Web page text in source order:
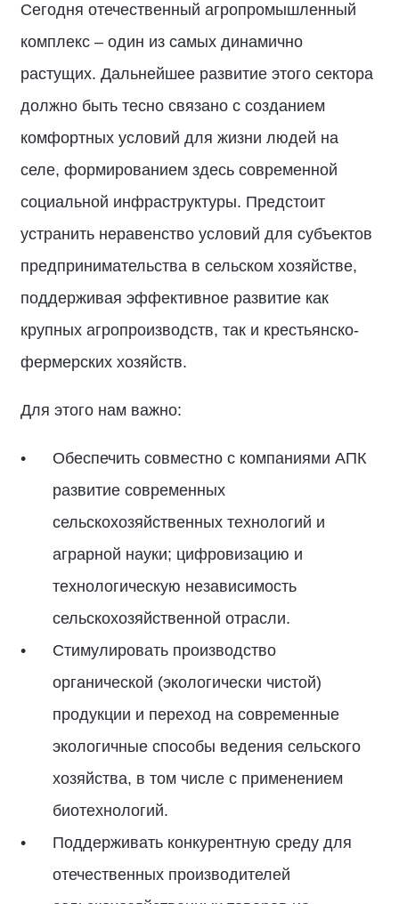
Сегодня отечественный агропромышленный
комплекс – один из самых динамично
растущих. Дальнейшее развитие этого сектора
должно быть тесно связано с созданием
комфортных условий для жизни людей на
селе, формированием здесь современной
социальной инфраструктуры. Предстоит
устранить неравенство условий для субъектов
предпринимательства в сельском хозяйстве,
поддерживая эффективное развитие как
крупных агропроизводств, так и крестьянско-
фермерских хозяйств.
Для этого нам важно:
Обеспечить совместно с компаниями АПК
развитие современных
сельскохозяйственных технологий и
аграрной науки; цифровизацию и
технологическую независимость
сельскохозяйственной отрасли.
Стимулировать производство
органической (экологически чистой)
продукции и переход на современные
экологичные способы ведения сельского
хозяйства, в том числе с применением
биотехнологий.
Поддерживать конкурентную среду для
отечественных производителей